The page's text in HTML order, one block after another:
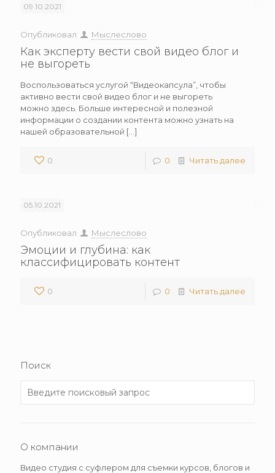
09.10.2021
Опубликовал Мыслеслово
Как эксперту вести свой видео блог и
не выгореть
Воспользоваться услугой “Видеокапсула”, чтобы
активно вести свой видео блог и не выгореть
можно здесь. Больше интересной и полезной
информации о создании контента можно узнать на
нашей образовательной […]
0 0 Читать далее
05.10.2021
Опубликовал Мыслеслово
Эмоции и глубина: как
классифицировать контент
0 0 Читать далее
Поиск
О компании
Видео студия с суфлером для съемки курсов, блогов и